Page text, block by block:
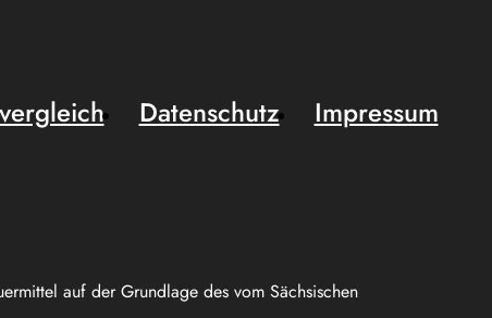
auf der Grundlage des vom Sächsischen
Datenschutz
Impressum